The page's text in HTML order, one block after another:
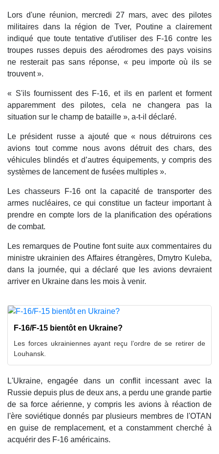
Lors d'une réunion, mercredi 27 mars, avec des pilotes
militaires dans la région de Tver, Poutine a clairement
indiqué que toute tentative d'utiliser des F-16 contre les
troupes russes depuis des aérodromes des pays voisins
ne resterait pas sans réponse, « peu importe où ils se
trouvent ».
« S'ils fournissent des F-16, et ils en parlent et forment
apparemment des pilotes, cela ne changera pas la
situation sur le champ de bataille », a-t-il déclaré.
Le président russe a ajouté que « nous détruirons ces
avions tout comme nous avons détruit des chars, des
véhicules blindés et d’autres équipements, y compris des
systèmes de lancement de fusées multiples ».
Les chasseurs F-16 ont la capacité de transporter des
armes nucléaires, ce qui constitue un facteur important à
prendre en compte lors de la planification des opérations
de combat.
Les remarques de Poutine font suite aux commentaires du
ministre ukrainien des Affaires étrangères, Dmytro Kuleba,
dans la journée, qui a déclaré que les avions devraient
arriver en Ukraine dans les mois à venir.
F-16/F-15 bientôt en Ukraine?
Les forces ukrainiennes ayant reçu l’ordre de se retirer de
Louhansk.
L'Ukraine, engagée dans un conflit incessant avec la
Russie depuis plus de deux ans, a perdu une grande partie
de sa force aérienne, y compris les avions à réaction de
l'ère soviétique donnés par plusieurs membres de l'OTAN
en guise de remplacement, et a constamment cherché à
acquérir des F-16 américains.